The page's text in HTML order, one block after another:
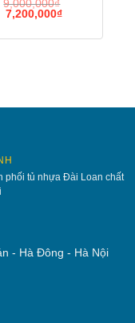
vào nhà
đồ vật sử
cầu, màu
nhanh gọn
nhựa, 24
9,000,000₫
7,200,000₫
phối tủ nhựa Đài Loan chất
- Hà Đông - Hà Nội